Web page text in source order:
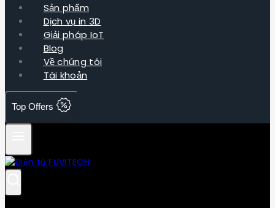
Sản phẩm
Dịch vụ in 3D
Giải pháp IoT
Blog
Về chúng tôi
Tài khoản
Top Offers